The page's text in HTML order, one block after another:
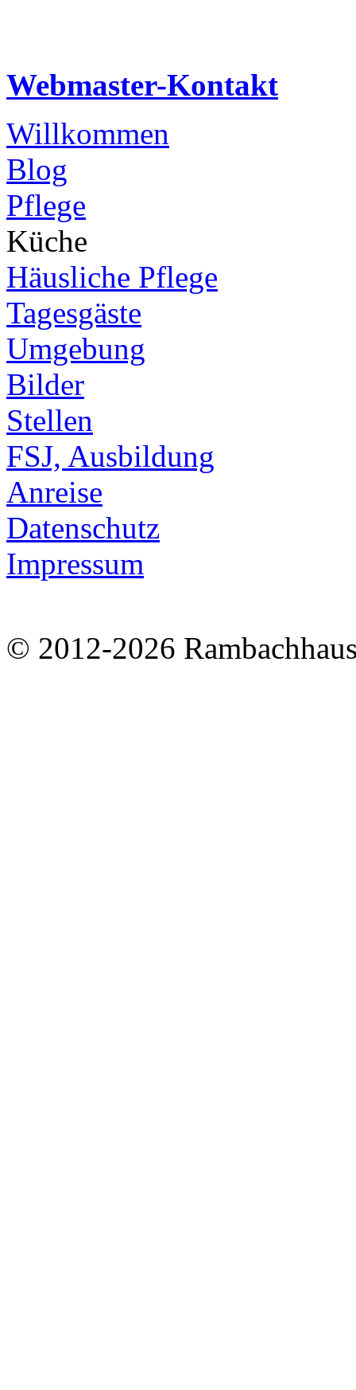
Webmaster-Kontakt
Willkommen
Blog
Pflege
Küche
Häusliche Pflege
Tagesgäste
Umgebung
Bilder
Stellen
FSJ, Ausbildung
Anreise
Datenschutz
Impressum
© 2012-2026